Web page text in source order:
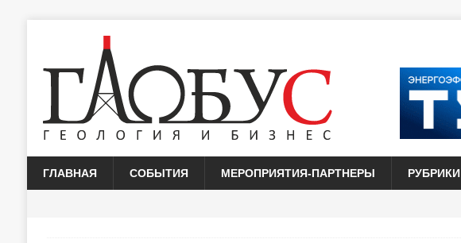
ГЛАВНАЯ СОБЫТИЯ МЕРОПРИЯТИЯ-ПАРТНЕРЫ РУБРИКИ